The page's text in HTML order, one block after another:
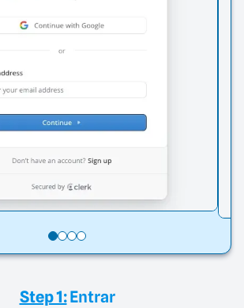
Step 1:Entrar